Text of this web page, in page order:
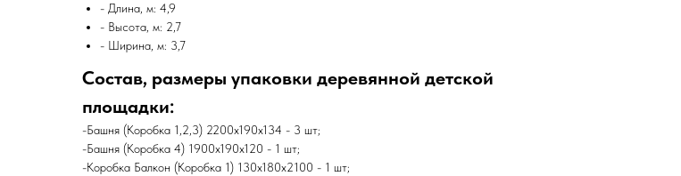
- Длина, м: 4,9
- Высота, м: 2,7
- Ширина, м: 3,7
Состав, размеры упаковки деревянной детской
площадки:
-Башня (Коробка 1,2,3) 2200х190х134 - 3 шт;
-Башня (Коробка 4) 1900х190х120 - 1 шт;
-Коробка Балкон (Коробка 1) 130х180х2100 - 1 шт;